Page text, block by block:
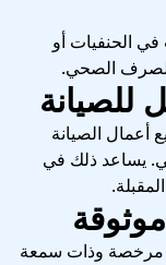
الحنفيات أو
الصرف الصحي.
للصيانة
الصيانة
يساعد ذلك في
مرخصة وذات سمعة